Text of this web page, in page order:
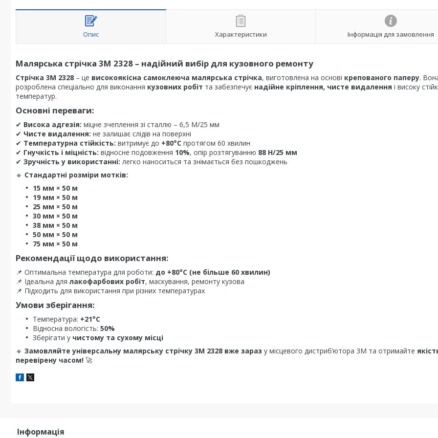
Опис Характеристики Інформація для замовлення
Малярська стрічка 3M 2328 – надійний вибір для кузовного ремонту
Стрічка 3M 2328 – це високоякісна самоклеюча малярська стрічка, виготовлена на основі крепованого паперу.
розроблена спеціально для виконання кузовних робіт та забезпечує надійне кріплення, чисте видалення і високу
температур.
Основні переваги:
✔ Висока адгезія: міцне зчеплення зі сталлю – 6,5 М/25 мм
✔ Чисте видалення: не залишає слідів на поверхні
✔ Температурна стійкість: витримує до +80°C протягом 60 хвилин
✔ Гнучкість і міцність: відносне подовження 10%, опір розтягуванню 88 Н/25 мм
✔ Зручність у використанні: легко наноситься та знімається без пошкоджень
🔹 Стандартні розміри мотків:
15 мм × 50 м
19 мм × 50 м
25 мм × 50 м
30 мм × 50 м
38 мм × 50 м
50 мм × 50 м
75 мм × 50 м
Рекомендації щодо використання:
📌 Оптимальна температура для роботи: до +80°C (не більше 60 хвилин)
📌 Ідеальна для лакофарбових робіт, маскування, ремонту кузова
📌 Підходить для використання при різних температурах
Умови зберігання:
Температура: +21°C
Відносна вологість: 50%
Зберігати у чистому та сухому місці
🔹 Замовляйте універсальну малярську стрічку 3M 2328 вже зараз у місцевого дистриб’ютора 3M та отримайте
перевірену часом! 🚀
Інформація